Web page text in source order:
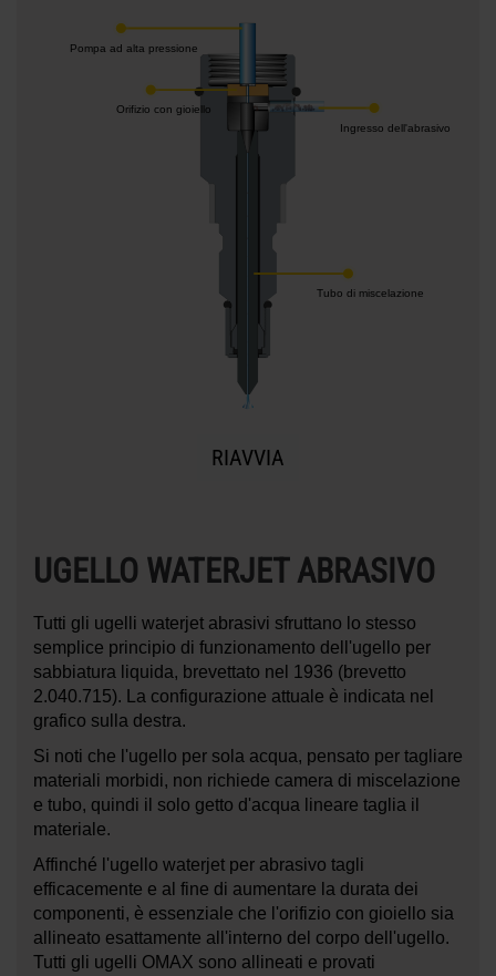
Orifizio con gioiello
Pompa ad alta pressione
Ingresso dell'abrasivo
Tubo di miscelazione
RIAVVIA
UGELLO WATERJET ABRASIVO
Tutti gli ugelli waterjet abrasivi sfruttano lo stesso
semplice principio di funzionamento dell'ugello per
sabbiatura liquida, brevettato nel 1936 (brevetto
2.040.715). La configurazione attuale è indicata nel
grafico sulla destra.
Si noti che l'ugello per sola acqua, pensato per tagliare
materiali morbidi, non richiede camera di miscelazione
e tubo, quindi il solo getto d'acqua lineare taglia il
materiale.
Affinché l'ugello waterjet per abrasivo tagli
efficacemente e al fine di aumentare la durata dei
componenti, è essenziale che l'orifizio con gioiello sia
allineato esattamente all'interno del corpo dell'ugello.
Tutti gli ugelli OMAX sono allineati e provati